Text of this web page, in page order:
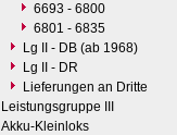
6693 - 6800
6801 - 6835
Lg II - DB (ab 1968)
Lg II - DR
Lieferungen an Dritte
Leistungsgruppe III
Akku-Kleinloks